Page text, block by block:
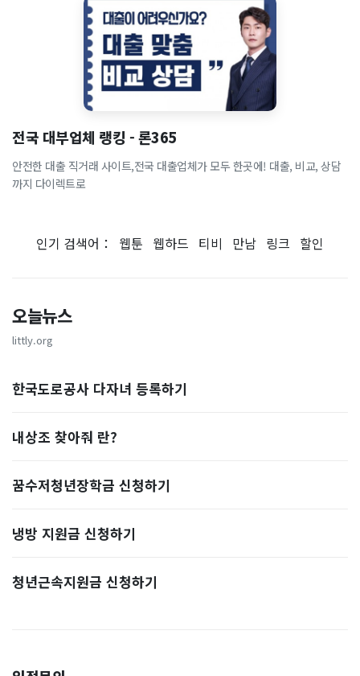
전국 대부업체 랭킹 - 론365
안전한 대출 직거래 사이트,전국 대출업체가 모두 한곳에! 대출, 비교, 상담
까지 다이렉트로
인기 검색어： 웹툰 웹하드 티비 만남 링크 할인
오늘뉴스
littly.org
한국도로공사 다자녀 등록하기
내상조 찾아줘 란?
꿈수저청년장학금 신청하기
냉방 지원금 신청하기
청년근속지원금 신청하기